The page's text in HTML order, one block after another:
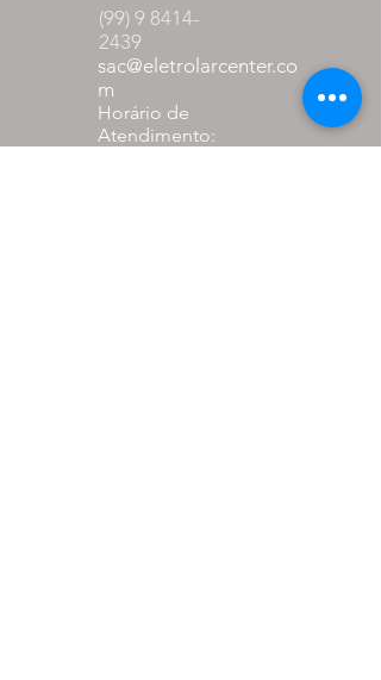
(99) 9 8414-
2439
sac@eletrolarcenter.co
m
Horário de
Atendimento: